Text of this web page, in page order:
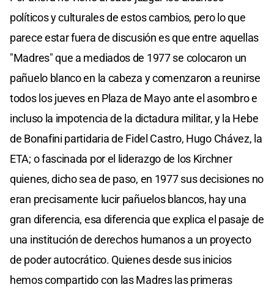
políticos y culturales de estos cambios, pero lo que
parece estar fuera de discusión es que entre aquellas
"Madres" que a mediados de 1977 se colocaron un
pañuelo blanco en la cabeza y comenzaron a reunirse
todos los jueves en Plaza de Mayo ante el asombro e
incluso la impotencia de la dictadura militar, y la Hebe
de Bonafini partidaria de Fidel Castro, Hugo Chávez, la
ETA; o fascinada por el liderazgo de los Kirchner
quienes, dicho sea de paso, en 1977 sus decisiones no
eran precisamente lucir pañuelos blancos, hay una
gran diferencia, esa diferencia que explica el pasaje de
una institución de derechos humanos a un proyecto
de poder autocrático. Quienes desde sus inicios
hemos compartido con las Madres las primeras